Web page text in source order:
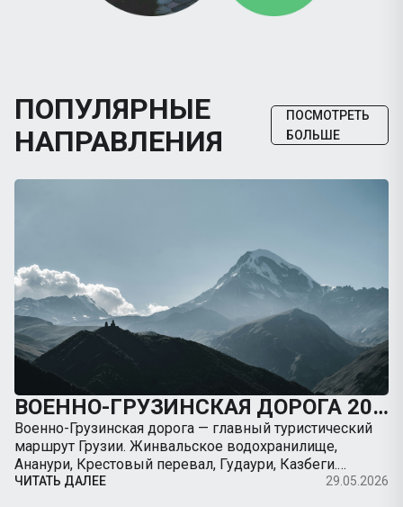
ПОПУЛЯРНЫЕ
НАПРАВЛЕНИЯ
ПОСМОТРЕТЬ
БОЛЬШЕ
ВОЕННО-ГРУЗИНСКАЯ ДОРОГА 2026: ПОЛНЫЙ ГИД ОТ ТБИЛИСИ ДО КАЗБЕГИ НА МАШИНЕ
Военно-Грузинская дорога — главный туристический
маршрут Грузии. Жинвальское водохранилище,
Ананури, Крестовый перевал, Гудаури, Казбеги.
Полный гид с картой, ценами, остановками, советами
ЧИТАТЬ ДАЛЕЕ 29.05.2026